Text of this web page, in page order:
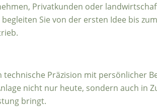
Privatkunden oder
Sie von der ersten Idee bis zum
technische Präzision mit persönlicher
nicht nur heute, sondern auch in
bringt.